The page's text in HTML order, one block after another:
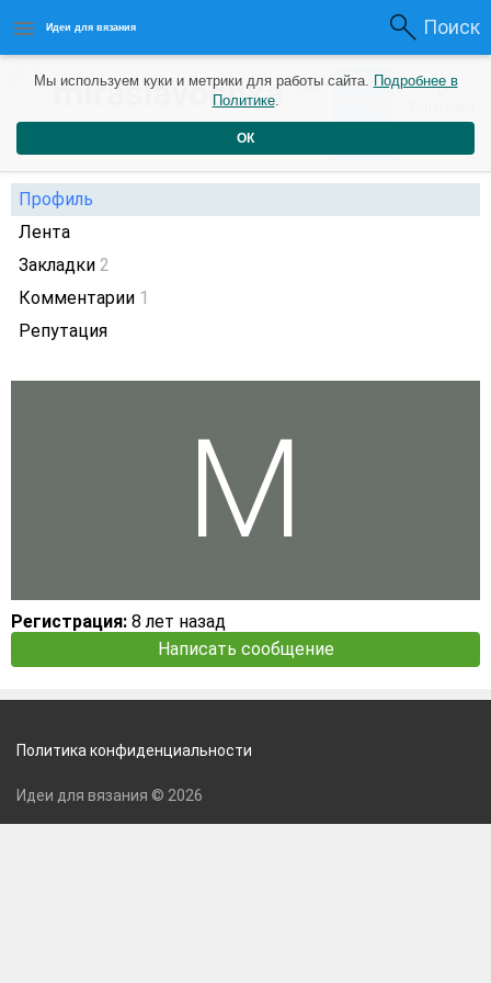
Идеи для вязания Поиск
miraslavochka8 лет 0 0
Профиль
Лента
Закладки 2
Комментарии 1
Репутация
Регистрация: 8 лет назад
Написать сообщение
Мы используем куки и метрики для работы сайта. Подробнее в
Политике.
ОК
Политика конфиденциальности
Идеи для вязания © 2026